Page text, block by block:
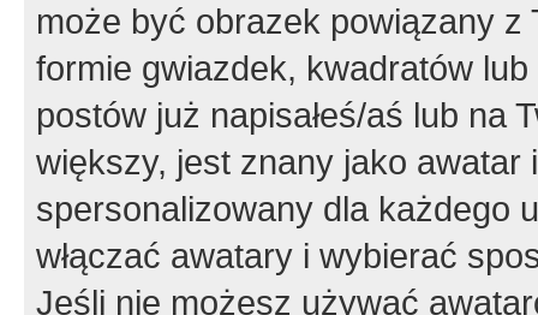
może być obrazek powiązany z
formie gwiazdek, kwadratów
postów już napisałeś/aś lub na
większy, jest znany jako
spersonalizowany dla każdego
włączać awatary i wybierać
Jeśli nie możesz używać